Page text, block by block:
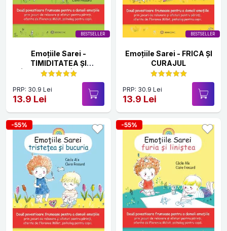
BESTSELLER
Emoțiile Sarei -
TIMIDITATEA ȘI
ÎNCREDEREA ÎN SINE
PRP: 30.9 Lei
13.9 Lei
BESTSELLER
Emoțiile Sarei - FRICA ȘI
CURAJUL
PRP: 30.9 Lei
13.9 Lei
-55% -55%